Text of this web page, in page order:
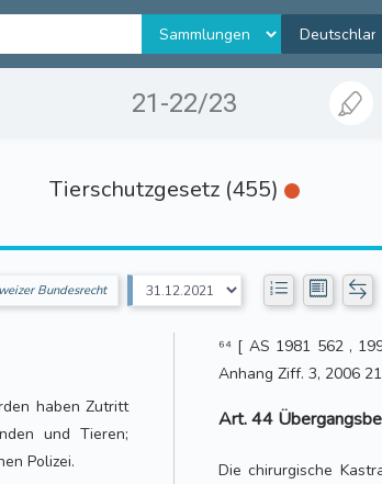
21-22/23
Tierschutzgesetz (455)
Bundesrecht
haben Zutritt
und Tieren;
Polizei.
⁶⁴ [ AS 1981 562 ,
Anhang Ziff. 3, 2006
Art. 44
Die chirurgische